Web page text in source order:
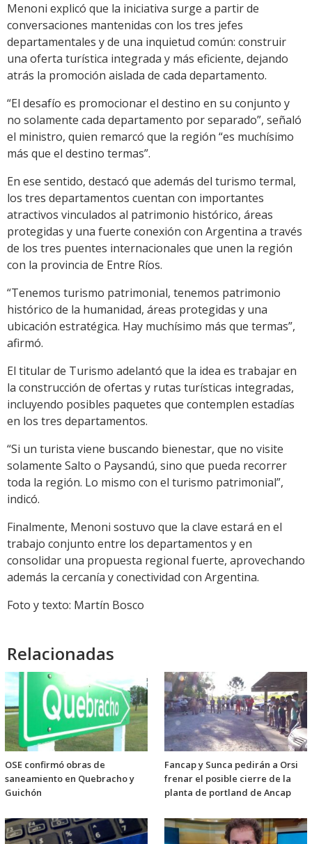
Menoni explicó que la iniciativa surge a partir de
conversaciones mantenidas con los tres jefes
departamentales y de una inquietud común: construir
una oferta turística integrada y más eficiente, dejando
atrás la promoción aislada de cada departamento.
“El desafío es promocionar el destino en su conjunto y
no solamente cada departamento por separado”, señaló
el ministro, quien remarcó que la región “es muchísimo
más que el destino termas”.
En ese sentido, destacó que además del turismo termal,
los tres departamentos cuentan con importantes
atractivos vinculados al patrimonio histórico, áreas
protegidas y una fuerte conexión con Argentina a través
de los tres puentes internacionales que unen la región
con la provincia de Entre Ríos.
“Tenemos turismo patrimonial, tenemos patrimonio
histórico de la humanidad, áreas protegidas y una
ubicación estratégica. Hay muchísimo más que termas”,
afirmó.
El titular de Turismo adelantó que la idea es trabajar en
la construcción de ofertas y rutas turísticas integradas,
incluyendo posibles paquetes que contemplen estadías
en los tres departamentos.
“Si un turista viene buscando bienestar, que no visite
solamente Salto o Paysandú, sino que pueda recorrer
toda la región. Lo mismo con el turismo patrimonial”,
indicó.
Finalmente, Menoni sostuvo que la clave estará en el
trabajo conjunto entre los departamentos y en
consolidar una propuesta regional fuerte, aprovechando
además la cercanía y conectividad con Argentina.
Foto y texto: Martín Bosco
Relacionadas
OSE confirmó obras de
saneamiento en Quebracho y
Guichón
Fancap y Sunca pedirán a Orsi
frenar el posible cierre de la
planta de portland de Ancap